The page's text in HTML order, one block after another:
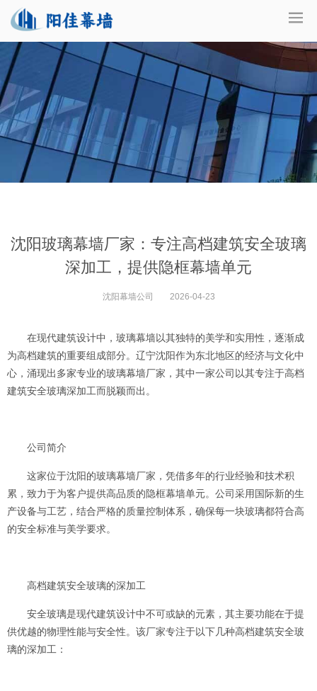
沈阳玻璃幕墙厂家：专注高档建筑安全玻璃
深加工，提供隐框幕墙单元
沈阳幕墙公司 2026-04-23
在现代建筑设计中，玻璃幕墙以其独特的美学和实用性，逐渐成
为高档建筑的重要组成部分。辽宁沈阳作为东北地区的经济与文化中
心，涌现出多家专业的玻璃幕墙厂家，其中一家公司以其专注于高档
建筑安全玻璃深加工而脱颖而出。
公司简介
这家位于沈阳的玻璃幕墙厂家，凭借多年的行业经验和技术积
累，致力于为客户提供高品质的隐框幕墙单元。公司采用国际新的生
产设备与工艺，结合严格的质量控制体系，确保每一块玻璃都符合高
的安全标准与美学要求。
高档建筑安全玻璃的深加工
安全玻璃是现代建筑设计中不可或缺的元素，其主要功能在于提
供优越的物理性能与安全性。该厂家专注于以下几种高档建筑安全玻
璃的深加工：